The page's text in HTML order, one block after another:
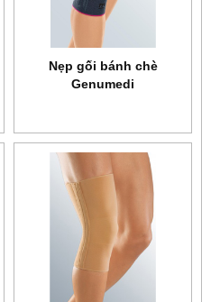
Nẹp gối bánh chè
Genumedi